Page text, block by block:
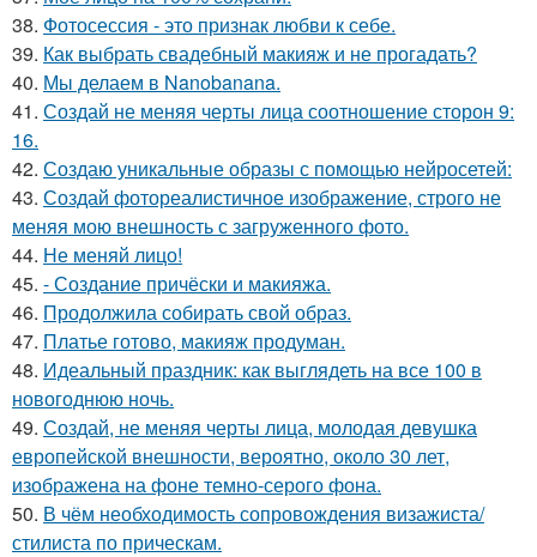
38. Фотосессия - это признак любви к себе.
39. Как выбрать свадебный макияж и не прогадать?
40. Мы делаем в Nanobanana.
41. Создай не меняя черты лица соотношение сторон 9:
16.
42. Создаю уникальные образы с помощью нейросетей:
43. Создай фотореалистичное изображение, строго не
меняя мою внешность с загруженного фото.
44. Не меняй лицо!
45. - Создание причёски и макияжа.
46. Продолжила собирать свой образ.
47. Платье готово, макияж продуман.
48. Идеальный праздник: как выглядеть на все 100 в
новогоднюю ночь.
49. Создай, не меняя черты лица, молодая девушка
европейской внешности, вероятно, около 30 лет,
изображена на фоне темно-серого фона.
50. В чём необходимость сопровождения визажиста/
стилиста по прическам.